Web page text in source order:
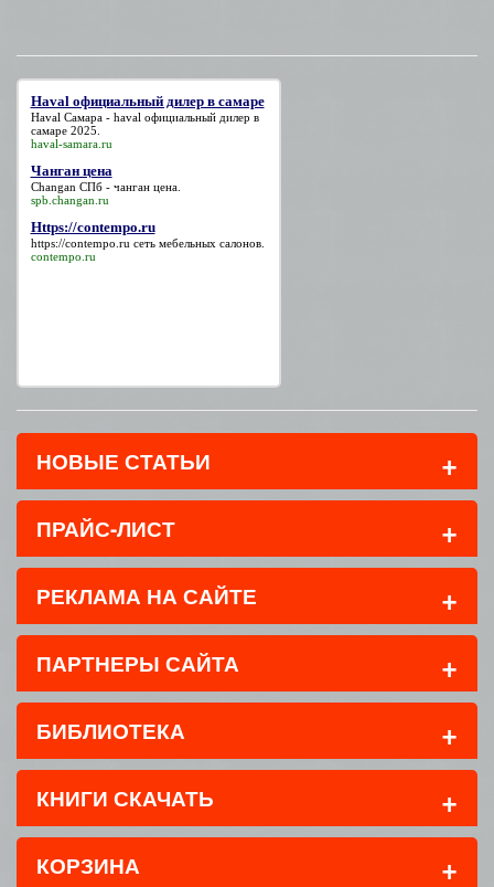
Haval официальный дилер в самаре
Haval Самара - haval официальный дилер в
самаре2025.
haval-samara.ru
Чанган цена
Changan СПб - чанган цена.
spb.changan.ru
Https://contempo.ru
https://contempo.ru сеть мебельных салонов.
contempo.ru
НОВЫЕ СТАТЬИ +
ПРАЙС-ЛИСТ +
РЕКЛАМА НА САЙТЕ +
ПАРТНЕРЫ САЙТА +
БИБЛИОТЕКА +
КНИГИ СКАЧАТЬ +
КОРЗИНА +